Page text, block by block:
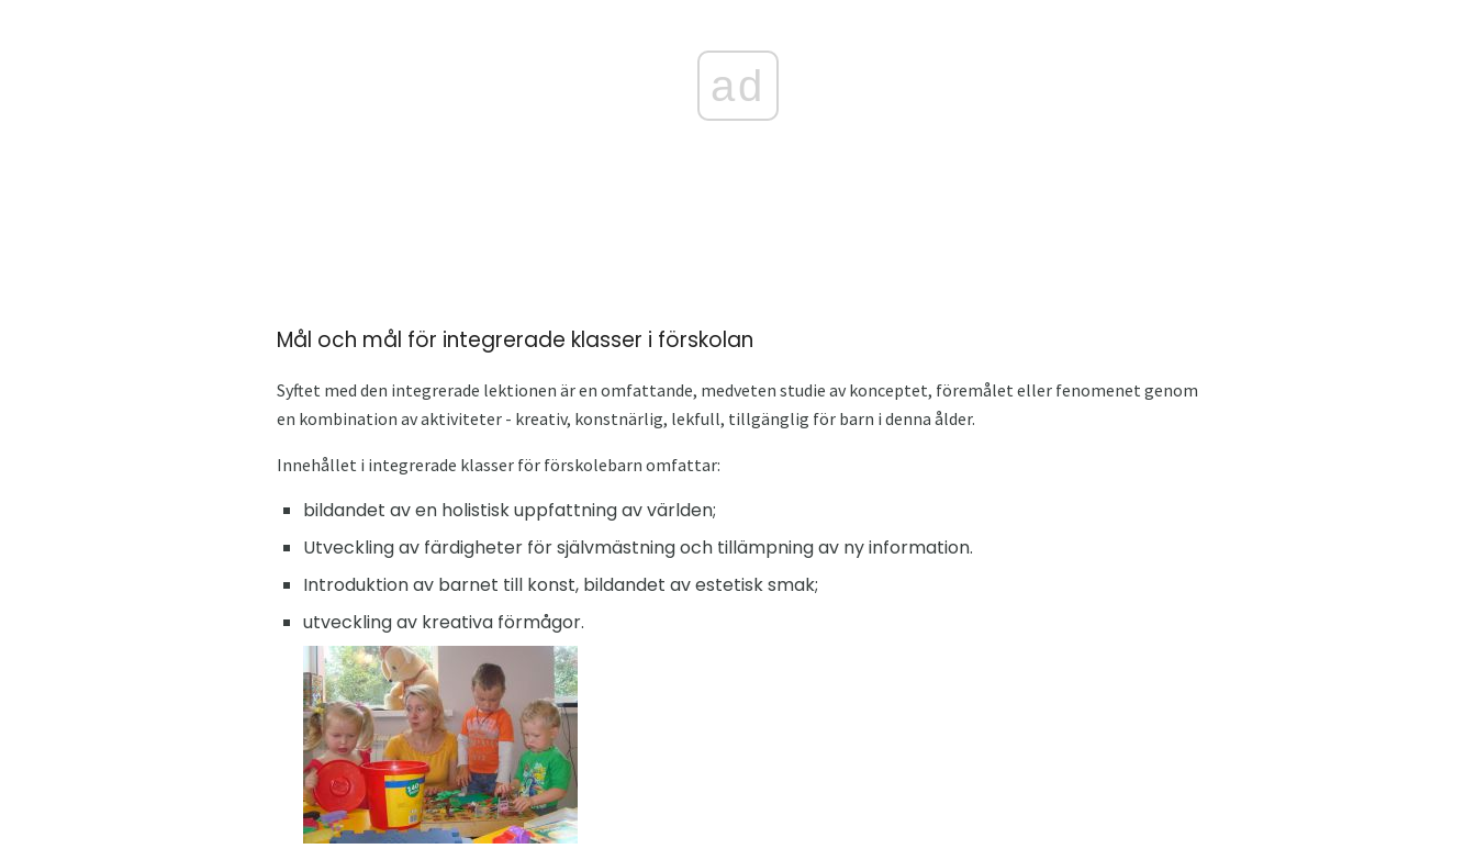
ad
Mål och mål för integrerade klasser i förskolan
Syftet med den integrerade lektionen är en omfattande, medveten studie av konceptet, föremålet eller fenomenet genom
en kombination av aktiviteter - kreativ, konstnärlig, lekfull, tillgänglig för barn i denna ålder.
Innehållet i integrerade klasser för förskolebarn omfattar:
bildandet av en holistisk uppfattning av världen;
Utveckling av färdigheter för självmästning och tillämpning av ny information.
Introduktion av barnet till konst, bildandet av estetisk smak;
utveckling av kreativa förmågor.